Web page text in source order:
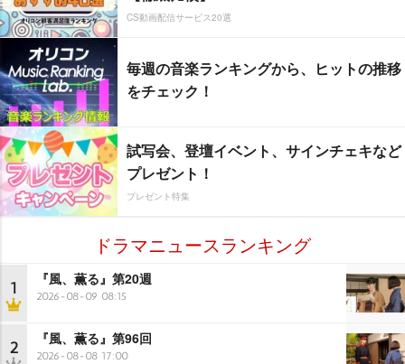
CS動画配信サービス20選
毎週の音楽ランキングから、ヒットの推移
をチェック！
試写会、登壇イベント、サインチェキなど
プレゼント！
プレゼント特集
ドラマニュースランキング
1 『風、薫る』第20週
2026-08-09 08:15
2 『風、薫る』第96回
2026-08-08 17:00